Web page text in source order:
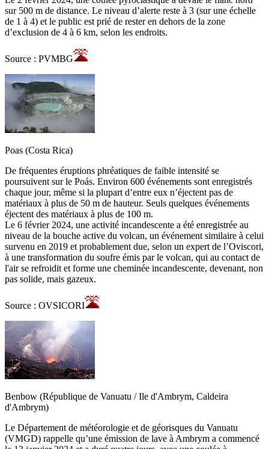
sur 500 m de distance. Le niveau d’alerte reste à 3 (sur une échelle
de 1 à 4) et le public est prié de rester en dehors de la zone
d’exclusion de 4 à 6 km, selon les endroits.
Source : PVMBG
Poas (Costa Rica)
De fréquentes éruptions phréatiques de faible intensité se
poursuivent sur le Poás. Environ 600 événements sont enregistrés
chaque jour, même si la plupart d’entre eux n’éjectent pas de
matériaux à plus de 50 m de hauteur. Seuls quelques événements
éjectent des matériaux à plus de 100 m.
Le 6 février 2024, une activité incandescente a été enregistrée au
niveau de la bouche active du volcan, un événement similaire à celui
survenu en 2019 et probablement due, selon un expert de l’Oviscori,
à une transformation du soufre émis par le volcan, qui au contact de
l'air se refroidit et forme une cheminée incandescente, devenant, non
pas solide, mais gazeux.
Source : OVSICORI
Benbow (République de Vanuatu / Ile d'Ambrym, Caldeira
d'Ambrym)
Le Département de météorologie et de géorisques du Vanuatu
(VMGD) rappelle qu’une émission de lave à Ambrym a commencé